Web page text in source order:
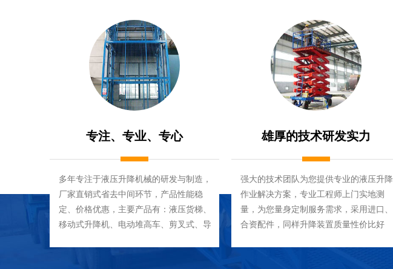
专注、专业、专心
多年专注于液压升降机械的研发与制造，
厂家直销式省去中间环节，产品性能稳
定、价格优惠，主要产品有：液压货梯、
移动式升降机、电动堆高车、剪叉式、导
雄厚的技术研发实力
强大的技术团队为您提供专业的液压升降
作业解决方案，专业工程师上门实地测
量，为您量身定制服务需求，采用进口、
合资配件，同样升降装置质量性价比好